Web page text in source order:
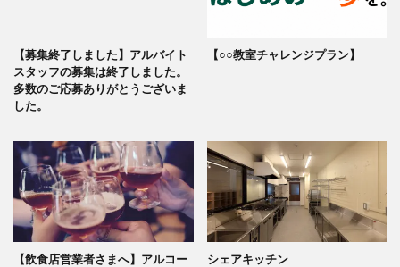
【募集終了しました】アルバイト
スタッフの募集は終了しました。
多数のご応募ありがとうございま
した。
【○○教室チャレンジプラン】
【飲食店営業者さまへ】アルコー
シェアキッチン